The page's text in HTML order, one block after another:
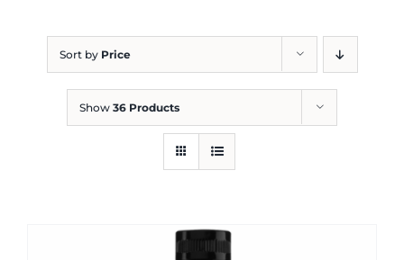
Sort by Price
Show 36 Products